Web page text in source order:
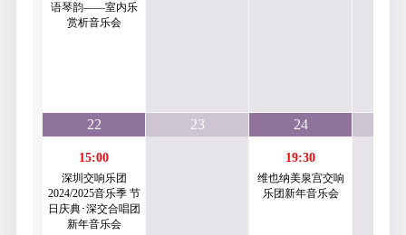
语琴韵——室内乐
赏析音乐会
22
15:00
深圳交响乐团
2024/2025音乐季 节
日庆典･深交合唱团
新年音乐会
23 24
19:30
维也纳美泉宫交响
乐团新年音乐会